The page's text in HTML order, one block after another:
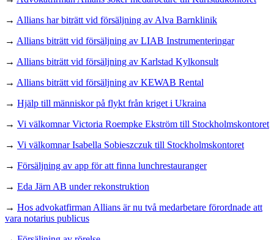
→ Allians har biträtt vid försäljning av Alva Barnklinik
→ Allians biträtt vid försäljning av LIAB Instrumenteringar
→ Allians biträtt vid försäljning av Karlstad Kylkonsult
→ Allians biträtt vid försäljning av KEWAB Rental
→ Hjälp till människor på flykt från kriget i Ukraina
→ Vi välkomnar Victoria Roempke Ekström till Stockholmskontoret
→ Vi välkomnar Isabella Sobieszczuk till Stockholmskontoret
→ Försäljning av app för att finna lunchrestauranger
→ Eda Järn AB under rekonstruktion
→ Hos advokatfirman Allians är nu två medarbetare förordnade att
vara notarius publicus